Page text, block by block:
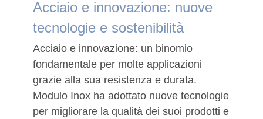
Acciaio e innovazione: nuove
tecnologie e sostenibilità
Acciaio e innovazione: un binomio
fondamentale per molte applicazioni
grazie alla sua resistenza e durata.
Modulo Inox ha adottato nuove tecnologie
per migliorare la qualità dei suoi prodotti e